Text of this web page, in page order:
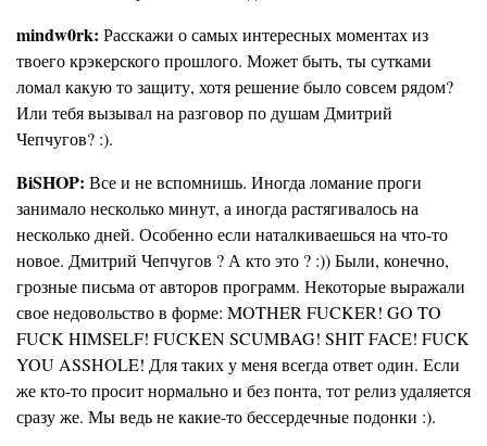
mindw0rk: Расскажи о самых интересных моментах из
твоего крэкерского прошлого. Может быть, ты сутками
ломал какую то защиту, хотя решение было совсем рядом?
Или тебя вызывал на разговор по душам Дмитрий
Чепчугов? :).
BiSHOP: Все и не вспомнишь. Иногда ломание проги
занимало несколько минут, а иногда растягивалось на
несколько дней. Особенно если наталкиваешься на что-то
новое. Дмитрий Чепчугов ? А кто это ? :)) Были, конечно,
грозные письма от авторов программ. Некоторые выражали
свое недовольство в форме: MOTHER FUCKER! GO TO
FUCK HIMSELF! FUCKEN SCUMBAG! SHIT FACE! FUCK
YOU ASSHOLE! Для таких у меня всегда ответ один. Если
же кто-то просит нормально и без понта, тот релиз удаляется
сразу же. Мы ведь не какие-то бессердечные подонки :).